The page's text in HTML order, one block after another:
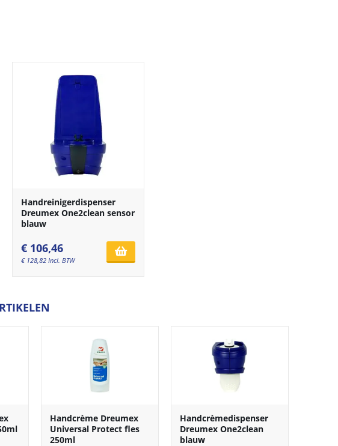
Handreinigerdispenser
Dreumex One2clean sensor
blauw
€ 106,46
€ 128,82 Incl. BTW
Handcrème Dreumex
Universal Protect fles
250ml
Handcrèmedispenser
Dreumex One2clean
blauw